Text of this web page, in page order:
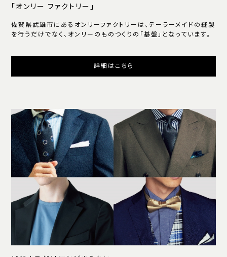
「オンリー ファクトリー」
佐賀県武雄市にあるオンリーファクトリーは、テーラーメイドの縫製
を行うだけでなく、オンリーのものつくりの「基盤」となっています。
詳細はこちら